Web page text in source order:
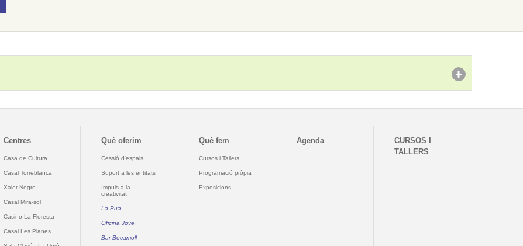
Centres
Casa de Cultura
Casal Torreblanca
Xalet Negre
Casal Mira-sol
Casino La Floresta
Casal Les Planes
Què oferim
Cessió d'espais
Suport a les entitats
Impuls a la
creativitat
La Pua
Oficina Jove
Bar Bocamoll
Què fem
Cursos i Tallers
Programació pròpia
Exposicions
Agenda
CURSOS I
TALLERS